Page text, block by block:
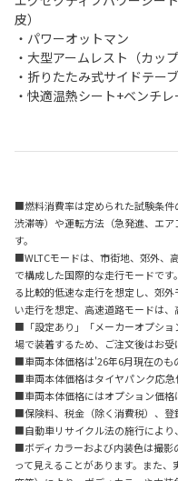
皮）
・パワーオットマン
・大型アームレスト（カッ
・折りたたみ式サイドテー
・快適温熱シート+ベンチ
■燃料消費率は定められた試験条件
渋滞等）や運転方法（急発進、エ
す。
■WLTCモードは、市街地、郊外、
で構成した国際的な走行モードで
る比較的低速な走行を想定し、郊
い走行を想定、高速道路モードは、
■「設定あり」「メーカーオプショ
場で装着するため、ご注文後はお
■車両本体価格は'26年6月現在のも
■車両本体価格はタイヤパンク応急
■車両本体価格にはオプション価格
■保険料、税金（除く消費税）、登
■自動車リサイクル法の施行により
■ボディカラーおよび内装色は撮影
って見えることがあります。また